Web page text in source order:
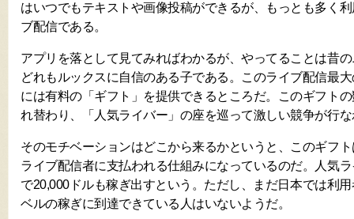
はいつでもテキストや画像投稿ができるが、もっとも多く
ブ配信である。
アプリを落として見てみればわかるが、やってることは昔
どれもルックスに自信のある子である。このライブ配信最
には有料の「ギフト」を提供できるところだ。このギフト
れ替わり、「人気ライバー」の座を巡って激しい競争が行
そのモチベーションはどこから来るかというと、このギフ
ライブ配信者に支払われる仕組みになっているのだ。人気
で20,000ドルも稼ぎ出すという。ただし、まだ日本では利
ベルの稼ぎに到達できている人はいないようだ。